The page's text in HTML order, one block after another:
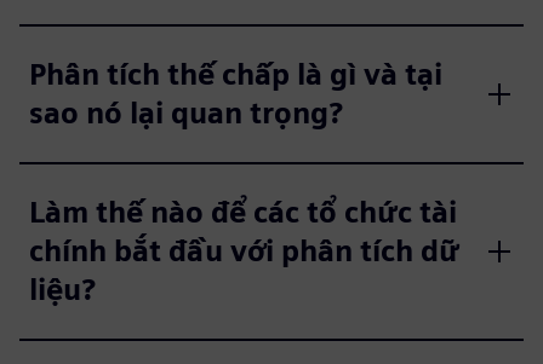
Phân tích thế chấp là gì và tại
sao nó lại quan trọng?
Làm thế nào để các tổ chức tài
chính bắt đầu với phân tích dữ
liệu?